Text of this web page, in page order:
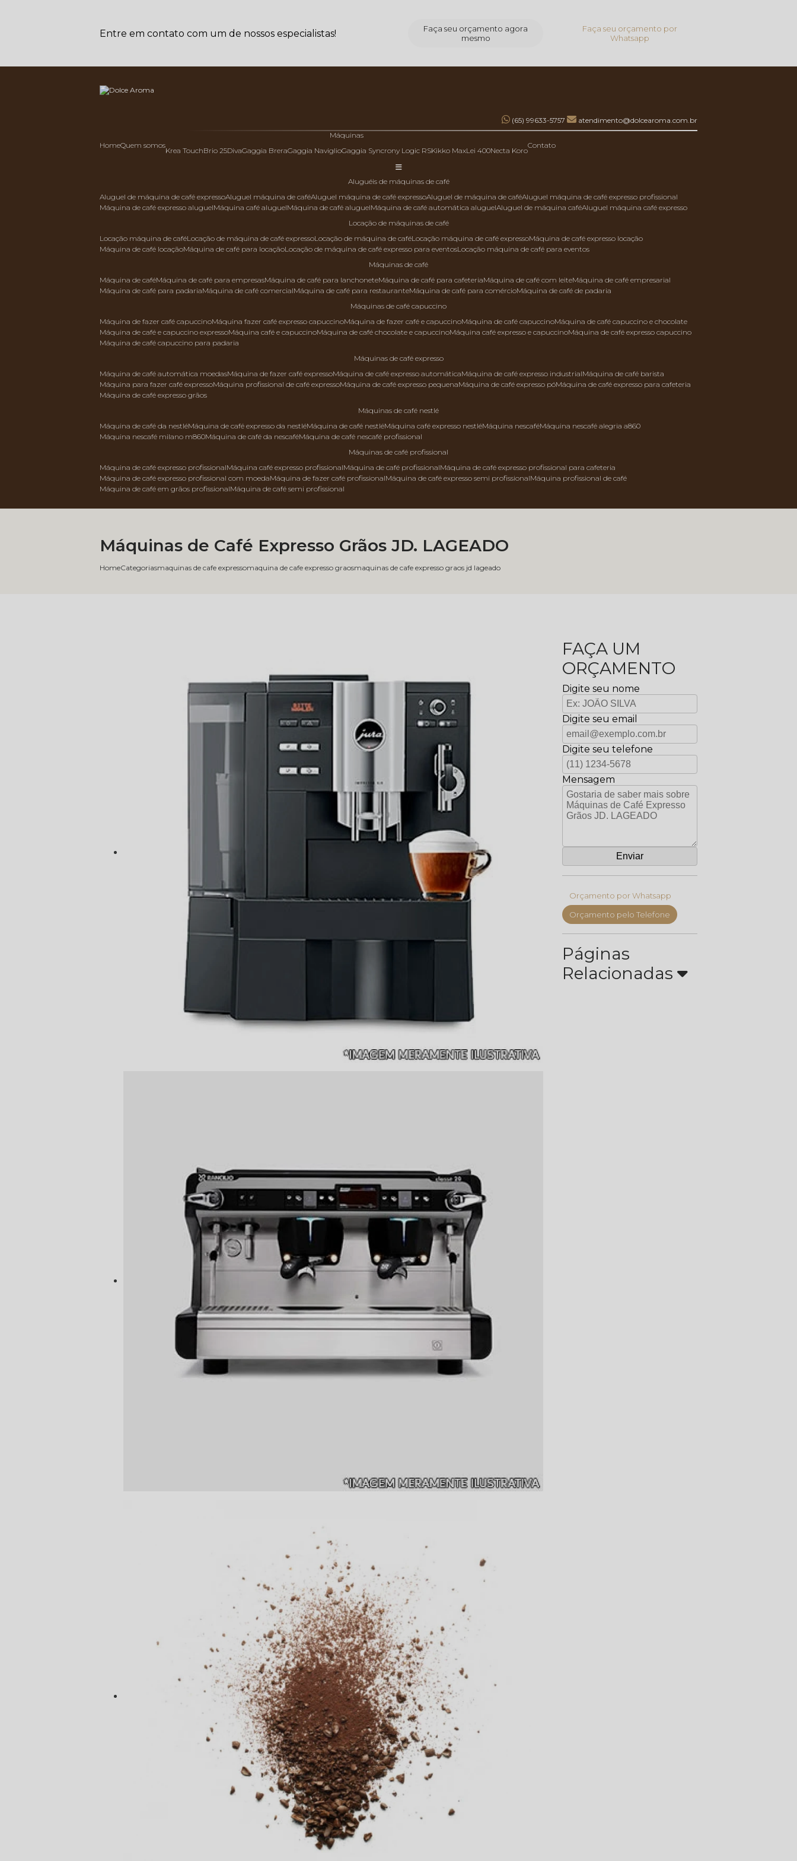
Entre em contato com um de nossos especialistas!
Faça seu orçamento agora
mesmo
Faça seu orçamento por
Whatsapp
(65) 99633-5757 atendimento@dolcearoma.com.br
Home Quem somos
Máquinas
Krea Touch
Brio 25 Diva Gaggia Brera Gaggia Naviglio Gaggia Syncrony Logic RS Kikko Max Lei 400 Necta Koro
Contato
aluguéis de máquinas de café
aluguel de máquina de café expresso aluguel máquina de café aluguel máquina de café expresso aluguel de máquina de café aluguel máquina de café expresso profissional
máquina de café expresso aluguel
máquina café aluguel máquina de café aluguel máquina de café automática aluguel aluguel de máquina café aluguel máquina café expresso
locação de máquinas de café
locação máquina de café locação de máquina de café expresso locação de máquina de café locação máquina de café expresso
máquina de café expresso locação
máquina de café locação
máquina de café para locação locação de máquina de café expresso para eventos locação máquina de café para eventos
máquinas de café
máquina de café
máquina de café para empresas máquina de café para lanchonete máquina de café para cafeteria máquina de café com leite
máquina de café empresarial
máquina de café para padaria
máquina de café comercial máquina de café para restaurante máquina de café para comércio
máquina de café de padaria
máquinas de café capuccino
máquina de fazer café capuccino
máquina fazer café expresso capuccino máquina de fazer café e capuccino máquina de café capuccino
máquina de café capuccino e chocolate
máquina de café e capuccino expresso
máquina café e capuccino máquina de café chocolate e capuccino máquina café expresso e capuccino
máquina de café expresso capuccino
máquina de café capuccino para padaria
máquinas de café expresso
máquina de café automática moedas
máquina de fazer café expresso máquina de café expresso automática máquina de café expresso industrial
máquina de café barista
máquina para fazer café expresso
máquina profissional de café expresso máquina de café expresso pequena máquina de café expresso pó
máquina de café expresso para cafeteria
máquina de café expresso grãos
máquinas de café nestlé
máquina de café da nestlé
máquina de café expresso da nestlé máquina de café nestlé máquina café expresso nestlé máquina nescafé
máquina nescafé alegria a860
máquina nescafé milano m860
máquina de café da nescafé
máquina de café nescafé profissional
máquinas de café profissional
máquina de café expresso profissional
máquina café expresso profissional máquina de café profissional
máquina de café expresso profissional para cafeteria
máquina de café expresso profissional com moeda
máquina de fazer café profissional máquina de café expresso semi profissional
máquina profissional de café
máquina de café em grãos profissional
máquina de café semi profissional
HomeCategoriasmaquinas de cafe expressomaquina de cafe expresso graosmaquinas de cafe expresso graos jd lageado
Máquinas de Café Expresso Grãos JD. LAGEADO
FAÇA UM
ORÇAMENTO
Digite seu nome
Digite seu email
Digite seu telefone
Mensagem
Orçamento por Whatsapp
Orçamento pelo Telefone
Páginas
Relacionadas